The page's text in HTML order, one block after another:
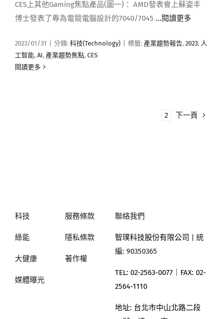
CES上其他Gaming焦點產品(圖一)： AMD發表會上蘇姿丰
博士發表了專為電競電腦設計的7040/7045 ...閱讀更多
2023/01/31 分類: 科技(Technology) 標籤: 產業趨勢報告, 2023, 人
工智能, AI, 產業趨勢焦點, CES
閱讀更多
2 下一頁
科技
綠能
大健康
媒體曝光
服務條款
隱私條款
著作權
聯絡我們
智璞科技股份有限公司 | 統
編: 90350365
TEL: 02-2563-0077｜ FAX: 02-
2564-1110
地址: 台北市中山北路二段